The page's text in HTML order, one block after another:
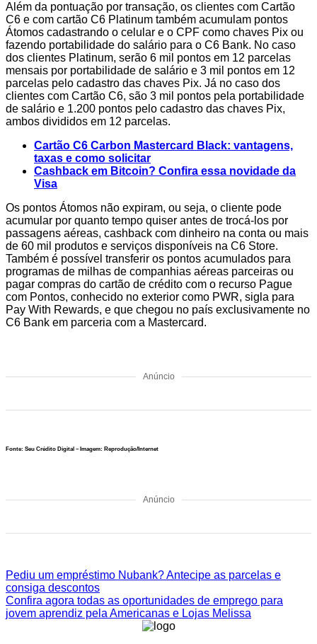
Além da pontuação por transação, os clientes com Cartão
C6 e com cartão C6 Platinum também acumulam pontos
Átomos cadastrando o celular e o CPF como chaves Pix ou
fazendo portabilidade do salário para o C6 Bank. No caso
dos clientes Platinum, serão 6 mil pontos em 12 parcelas
mensais por portabilidade de salário e 3 mil pontos em 12
parcelas pelo cadastro das chaves Pix. Já no caso dos
clientes com Cartão C6, são 3 mil pontos pela portabilidade
de salário e 1.200 pontos pelo cadastro das chaves Pix,
ambos divididos em 12 parcelas.
Cartão C6 Carbon Mastercard Black: vantagens,
taxas e como solicitar
Cashback em Bitcoin? Confira essa novidade da
Visa
Os pontos Átomos não expiram, ou seja, o cliente pode
acumular por quanto tempo quiser antes de trocá-los por
passagens aéreas, cashback com dinheiro na conta ou mais
de 60 mil produtos e serviços disponíveis na C6 Store.
Também é possível transferir os pontos acumulados para
programas de milhas de companhias aéreas parceiras ou
pagar compras do cartão de crédito com o recurso Pague
com Pontos, conhecido no exterior como PWR, sigla para
Pay With Rewards, e que chegou no país exclusivamente no
C6 Bank em parceria com a Mastercard.
Anúncio
Fonte: Seu Crédito Digital – Imagem: Reprodução/Internet
Anúncio
Pediu um empréstimo Nubank? Antecipe as parcelas e
consiga descontos
Confira agora todas as oportunidades de emprego para
jovem aprendiz pela Americanas e Lojas Melissa